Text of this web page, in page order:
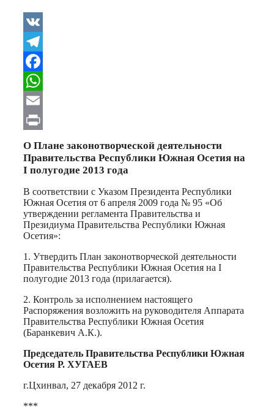
VK
Telegram
Facebook
WhatsApp
Email
О Плане законотворческой деятельности
Правительства Республики Южная Осетия на
I полугодие 2013 года
В соответствии с Указом Президента Республики
Южная Осетия от 6 апреля 2009 года № 95 «Об
утверждении регламента Правительства и
Президиума Правительства Республики Южная
Осетия»:
1. Утвердить План законотворческой деятельности
Правительства Республики Южная Осетия на I
полугодие 2013 года (прилагается).
2. Контроль за исполнением настоящего
Распоряжения возложить на руководителя Аппарата
Правительства Республики Южная Осетия
(Баранкевич А.К.).
Председатель Правительства Республики Южная
Осетия Р. ХУГАЕВ
г.Цхинвал, 27 декабря 2012 г.
***